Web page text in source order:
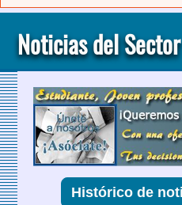
Noticias del Sector
Histórico de